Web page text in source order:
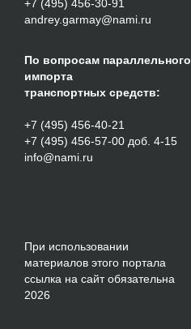
+7 (495) 456-30-91
andrey.garmay@nami.ru
По вопросам параллельного
импорта
транспортных средств:
+7 (495) 456-40-21
+7 (495) 456-57-00 доб. 4-15
info@nami.ru
При использовании
материалов этого портала
ссылка на сайт обязательна
2026